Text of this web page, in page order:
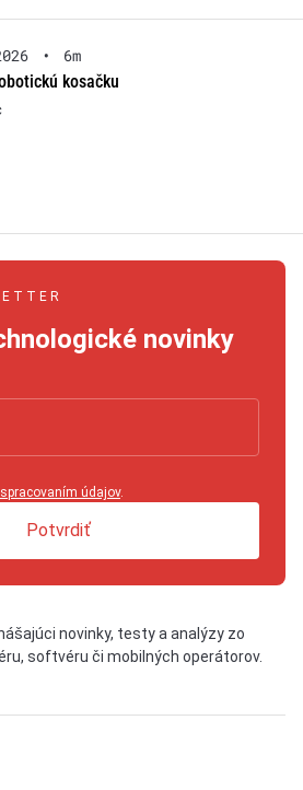
•
6m
kosačku
novinky
údajov.
Potvrdiť
novinky, testy a analýzy zo
softvéru či mobilných operátorov.